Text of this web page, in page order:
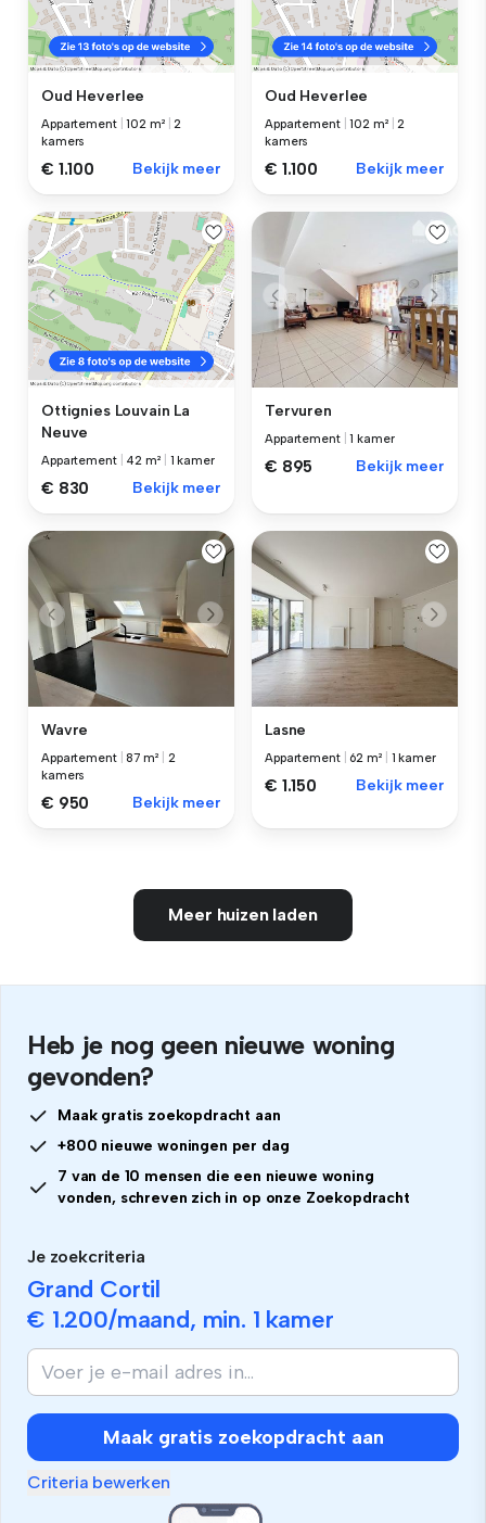
Oud Heverlee
Appartement |102 m² |2
kamers
€ 1.100 Bekijk meer
Oud Heverlee
Appartement |102 m² |2
kamers
€ 1.100 Bekijk meer
Ottignies Louvain La
Neuve
Appartement 42 m² 1 kamer
€ 830 Bekijk meer
Tervuren
Appartement |1 kamer
€ 895 Bekijk meer
Wavre
Appartement |87 m²
2
kamers
€ 950 Bekijk meer
Lasne
Appartement 62 m² 1 kamer
€ 1.150 Bekijk meer
Meer huizen laden
Heb je nog geen nieuwe woning
gevonden?
Maak gratis zoekopdracht aan
+800 nieuwe woningen per dag
7 van de 10 mensen die een nieuwe woning
vonden, schreven zich in op onze Zoekopdracht
Je zoekcriteria
Grand Cortil
€ 1.200/maand, min. 1 kamer
Maak gratis zoekopdracht aan
Criteria bewerken